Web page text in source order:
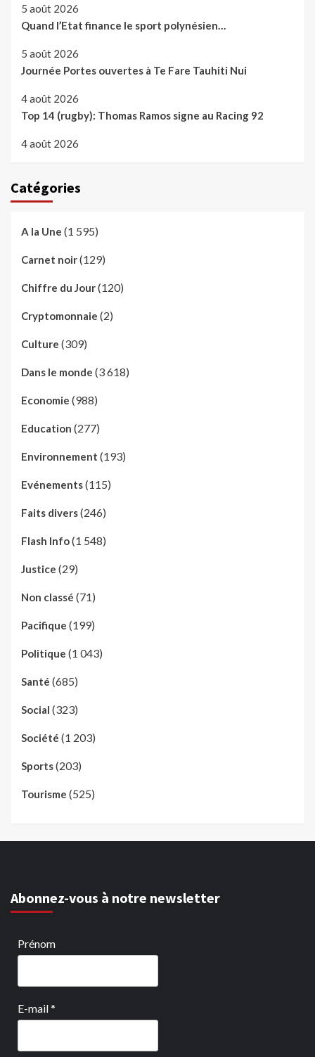
5 août 2026
Quand l’Etat finance le sport polynésien…
5 août 2026
Journée Portes ouvertes à Te Fare Tauhiti Nui
4 août 2026
Top 14 (rugby): Thomas Ramos signe au Racing 92
4 août 2026
Catégories
A la Une (1 595)
Carnet noir(129)
Chiffre du Jour(120)
Cryptomonnaie (2)
Culture (309)
Dans le monde (3 618)
Economie (988)
Education (277)
Environnement (193)
Evénements(115)
Faits divers(246)
Flash Info(1 548)
Justice (29)
Non classé (71)
Pacifique (199)
Politique (1 043)
Santé (685)
Social (323)
Société (1 203)
Sports(203)
Tourisme (525)
Abonnez-vous à notre newsletter
Prénom
E-mail*